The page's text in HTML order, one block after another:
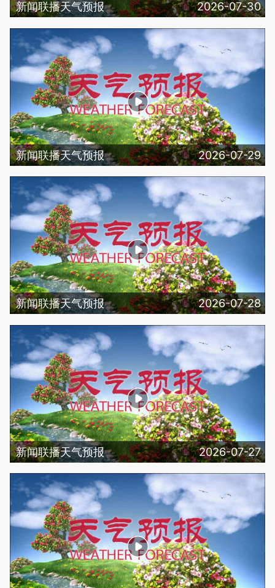
新闻联播天气预报 2026-07-30
新闻联播天气预报 2026-07-29
新闻联播天气预报 2026-07-28
新闻联播天气预报 2026-07-27